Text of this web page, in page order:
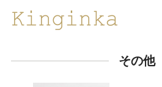
その他